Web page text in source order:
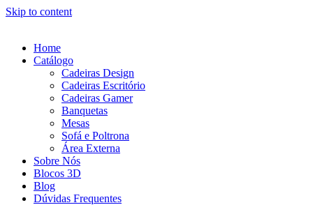
Skip to content
Home
Catálogo
Cadeiras Design
Cadeiras Escritório
Cadeiras Gamer
Banquetas
Mesas
Sofá e Poltrona
Área Externa
Sobre Nós
Blocos 3D
Blog
Dúvidas Frequentes